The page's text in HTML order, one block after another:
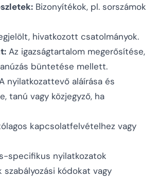
Bizonyítékok, pl. sorszámok
hivatkozott csatolmányok.
Az igazságtartalom megerősítése,
büntetése mellett.
nyilatkozattevő aláírása és
tanú vagy közjegyző, ha
kapcsolatfelvételhez vagy
specifikus nyilatkozatok
szabályozási kódokat vagy